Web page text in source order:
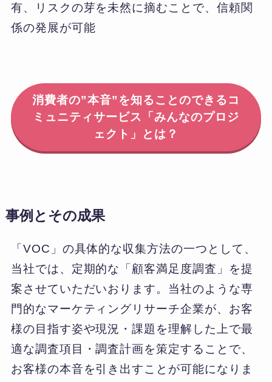
有、リスクの芽を未然に摘むことで、信頼関
係の発展が可能
消費者の”本音”を知ることのできるコ
ミュニティサービス「みんなのプロジ
ェクト」とは？
事例とその成果
「VOC」の具体的な収集方法の一つとして、
当社では、定期的な「顧客満足度調査」を提
案させていただいおります。当社のような専
門的なマーケティングリサーチ企業が、お客
様の目指す姿や現況・課題を理解した上で最
適な調査項目・調査計画を策定することで、
お客様の本音を引き出すことが可能になりま